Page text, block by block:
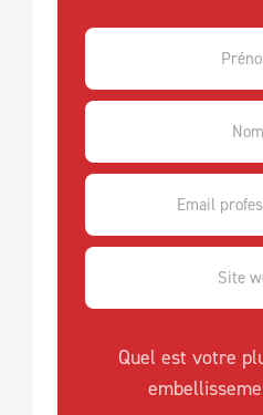
Quel est votre